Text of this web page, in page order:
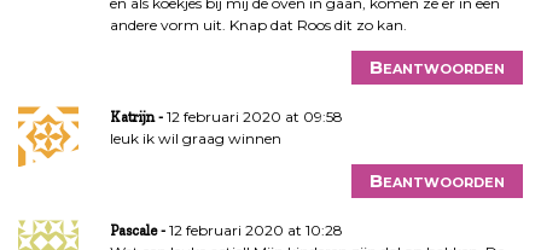
andere vorm uit. Knap dat Roos dit zo kan.
Beantwoorden
Katrijn
12 februari 2020 at 09:58
leuk ik wil graag winnen
Beantwoorden
Pascale
12 februari 2020 at 10:28